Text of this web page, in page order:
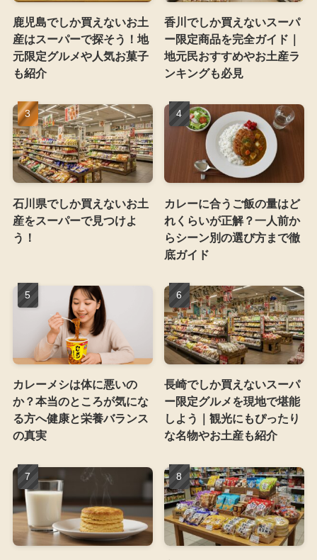
鹿児島でしか買えないお土
産はスーパーで探そう！地
元限定グルメや人気お菓子
も紹介
香川でしか買えないスーパ
ー限定商品を完全ガイド｜
地元民おすすめやお土産ラ
ンキングも必見
石川県でしか買えないお土
産をスーパーで見つけよ
う！
カレーに合うご飯の量はど
れくらいが正解？一人前か
らシーン別の選び方まで徹
底ガイド
カレーメシは体に悪いの
か？本当のところが気にな
る方へ健康と栄養バランス
の真実
長崎でしか買えないスーパ
ー限定グルメを現地で堪能
しよう｜観光にもぴったり
な名物やお土産も紹介